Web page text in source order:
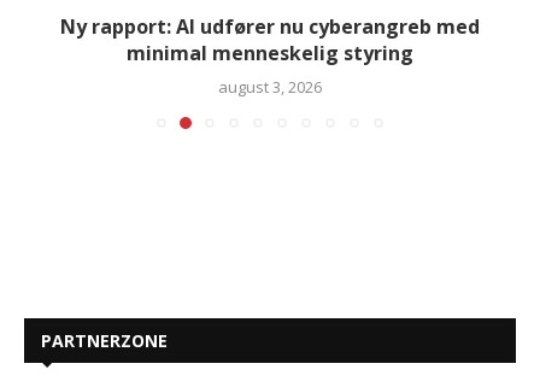
Ny rapport: AI udfører nu cyberangreb med
minimal menneskelig styring
august 3, 2026
PARTNERZONE